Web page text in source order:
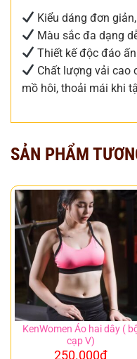
Kiểu dáng đơn giản,
Màu sắc đa dạng
Thiết kế độc đáo
Chất lượng vải cao
mồ hôi, thoải mái khi
SẢN PHẨM
KenWomen Áo hai dây (
cạp V)
250.000₫